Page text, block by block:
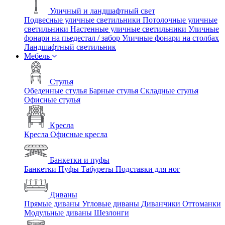
Уличный и ландшафтный свет
Подвесные уличные светильники Потолочные уличные
светильники Настенные уличные светильники Уличные
фонари на пьедестал / забор Уличные фонари на столбах
Ландшафтный светильник
Мебель
Стулья
Обеденные стулья Барные стулья Складные стулья
Офисные стулья
Кресла
Кресла Офисные кресла
Банкетки и пуфы
Банкетки Пуфы Табуреты Подставки для ног
Диваны
Прямые диваны Угловые диваны Диванчики Оттоманки
Модульные диваны Шезлонги